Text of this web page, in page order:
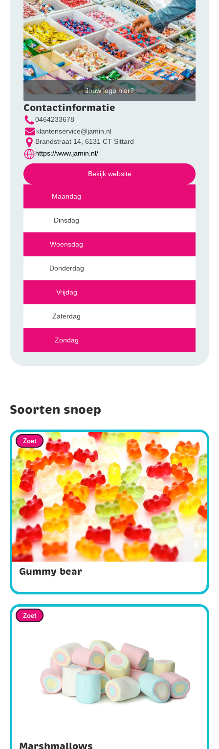
Jouw logo hier?
Contactinformatie
0464233678
klantenservice@jamin.nl
Brandstraat 14, 6131 CT Sittard
https://www.jamin.nl/
Bekijk website
Maandag
Dinsdag
Woensdag
Donderdag
Vrijdag
Zaterdag
Zondag
Soorten snoep
Gummy bear
Zoet
Marshmallows
Zoet